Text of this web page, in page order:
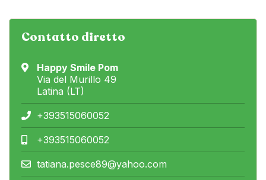
Contatto diretto
Happy Smile Pom
Via del Murillo 49
Latina (LT)
+393515060052
+393515060052
tatiana.pesce89@yahoo.com